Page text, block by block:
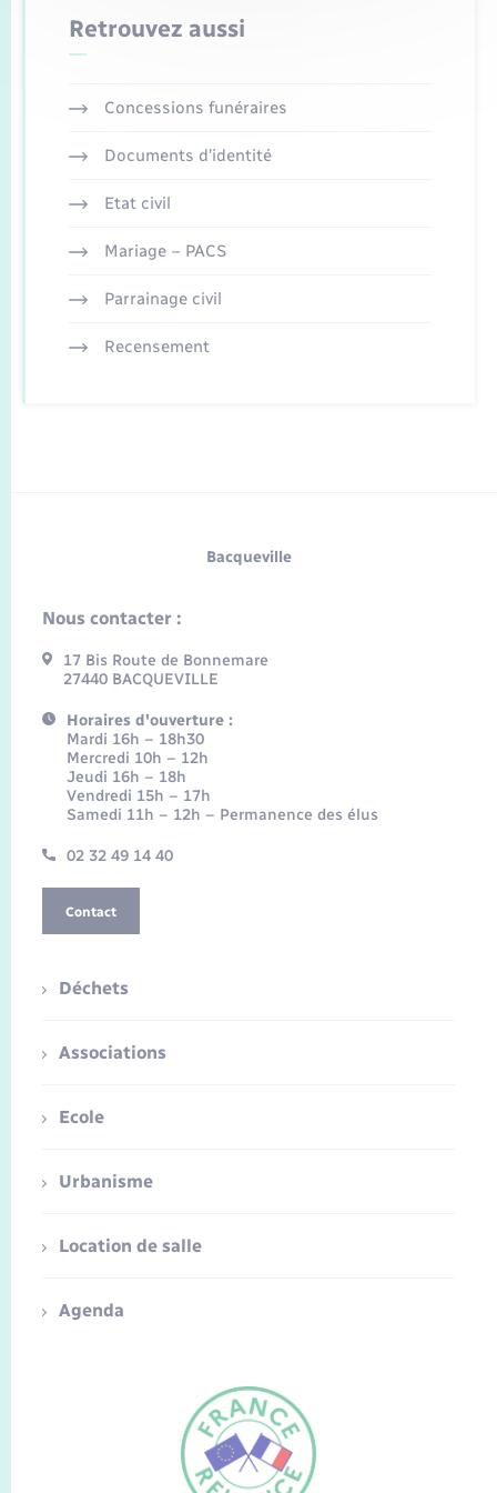
FR
Retrouvez aussi
Concessions funéraires
Documents d’identité
Etat civil
Mariage – PACS
Parrainage civil
Recensement
Bacqueville
Nous contacter :
17 Bis Route de Bonnemare
27440 BACQUEVILLE
Horaires d'ouverture :
Mardi 16h – 18h30
Mercredi 10h – 12h
Jeudi 16h – 18h
Vendredi 15h – 17h
Samedi 11h – 12h – Permanence des élus
02 32 49 14 40
Contact
Déchets
Associations
Ecole
Urbanisme
Location de salle
Agenda